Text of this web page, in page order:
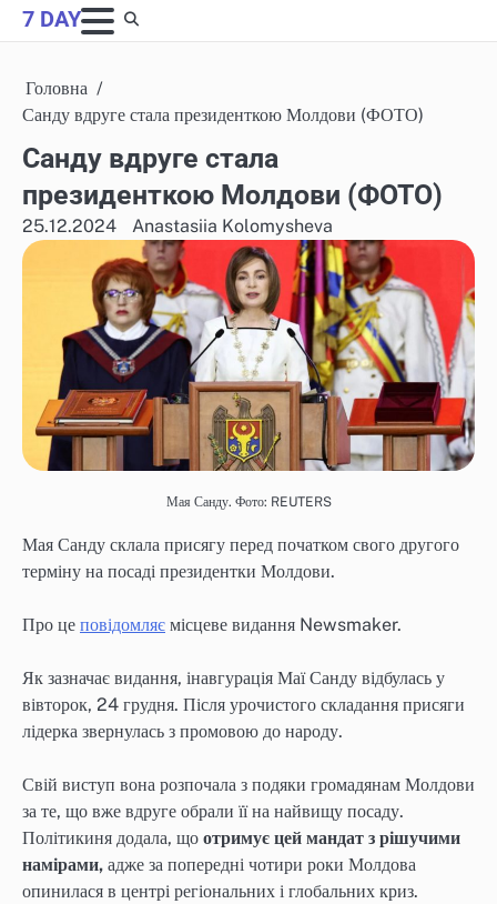
Skip
to
7 DAY
Головна
Санду вдруге стала президенткою Молдови (ФОТО)
Санду вдруге стала
президенткою Молдови (ФОТО)
25.12.2024 Anastasiia Kolomysheva
Мая Санду. Фото: REUTERS
Мая Санду склала присягу перед початком свого другого
терміну на посаді президентки Молдови.
Про це повідомляє місцеве видання Newsmaker.
Як зазначає видання, інавгурація Маї Санду відбулась у
вівторок, 24 грудня. Після урочистого складання присяги
лідерка звернулась з промовою до народу.
Свій виступ вона розпочала з подяки громадянам Молдови
за те, що вже вдруге обрали її на найвищу посаду.
Політикиня додала, що отримує цей мандат з рішучими
намірами, адже за попередні чотири роки Молдова
опинилася в центрі регіональних і глобальних криз.